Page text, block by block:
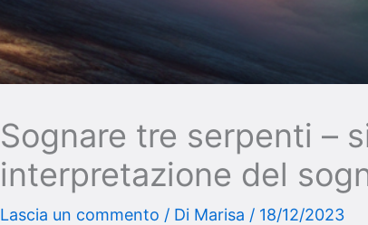
Sognare tre serpenti –
interpretazione del
Lascia un commento / Di Marisa / 18/12/2023